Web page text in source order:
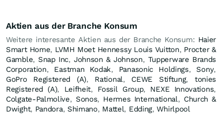
Aktien aus der Branche Konsum
Weitere interesante Aktien aus der Branche Konsum: Haier
Smart Home, LVMH Moet Hennessy Louis Vuitton, Procter &
Gamble, Snap Inc, Johnson & Johnson, Tupperware Brands
Corporation, Eastman Kodak, Panasonic Holdings, Sony,
GoPro Registered (A), Rational, CEWE Stiftung, tonies
Registered (A), Leifheit, Fossil Group, NEXE Innovations,
Colgate-Palmolive, Sonos, Hermes International, Church &
Dwight, Pandora, Shimano, Mattel, Edding,Whirlpool